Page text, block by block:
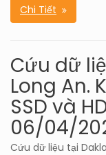
Chi Tiết
Cứu dữ
Long An.
SSD và
06/04/
Cứu dữ liệu tại